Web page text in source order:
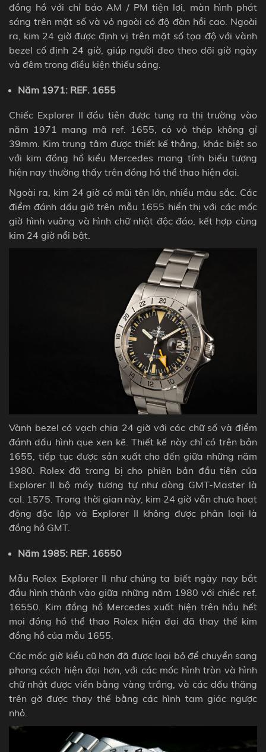
đồng hồ với chỉ báo AM / PM tiện lợi, màn hình phát
sáng trên mặt số và vỏ ngoài có độ đàn hồi cao. Ngoài
ra, kim 24 giờ được định vị trên mặt số tọa độ với vành
bezel cố định 24 giờ, giúp người đeo theo dõi giờ ngày
và đêm trong điều kiện thiếu sáng.
Năm 1971: REF. 1655
Chiếc Explorer II đầu tiên được tung ra thị trường vào
năm 1971 mang mã ref. 1655, có vỏ thép không gỉ
39mm. Kim trung tâm được thiết kế thẳng, khác biệt so
với kim đồng hồ kiểu Mercedes mang tính biểu tượng
hiện nay thường thấy trên đồng hồ thể thao hiện đại.
Ngoài ra, kim 24 giờ có mũi tên lớn, nhiều màu sắc. Các
điểm đánh dấu giờ trên mẫu 1655 hiển thị với các mốc
giờ hình vuông và hình chữ nhật độc đáo, kết hợp cùng
kim 24 giờ nổi bật.
Vành bezel có vạch chia 24 giờ với các chữ số và điểm
đánh dấu hình que xen kẽ. Thiết kế này chỉ có trên bản
1655, tiếp tục được sản xuất cho đến giữa những năm
1980. Rolex đã trang bị cho phiên bản đầu tiên của
Explorer II bộ máy tương tự như dòng GMT-Master là
cal. 1575. Trong thời gian này, kim 24 giờ vẫn chưa hoạt
động độc lập và Explorer II không được phân loại là
đồng hồ GMT.
Năm 1985: REF. 16550
Mẫu Rolex Explorer II như chúng ta biết ngày nay bắt
đầu hình thành vào giữa những năm 1980 với chiếc ref.
16550. Kim đồng hồ Mercedes xuất hiện trên hầu hết
mọi đồng hồ thể thao Rolex hiện đại đã thay thế kim
đồng hồ của mẫu 1655.
Các mốc giờ kiểu cũ hơn đã được loại bỏ để chuyển sang
phong cách hiện đại hơn, với các mốc hình tròn và hình
chữ nhật được viền bằng vàng trắng, và các dấu thăng
trên gờ được thay thế bằng các hình tam giác ngược
nhỏ.